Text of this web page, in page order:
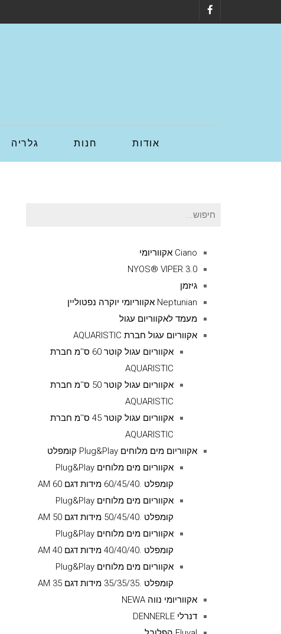
אודות חנות גלריה
חיפוש
Ciano אקווריומי
NYOS® VIPER 3.0
גיזמן
Neptunian אקווריומי יוקרה נפטוליין
מעמד לאקווריום עגול
אקווריום עגול חברת AQUARISTIC
אקווריום עגול קוטר 60 ס''מ חברת
AQUARISTIC
אקווריום עגול קוטר 50 ס''מ חברת
AQUARISTIC
אקווריום עגול קוטר 45 ס''מ חברת
AQUARISTIC
אקווריום מים מלוחים Plug&Play קומפלט
אקווריום מים מלוחים Plug&Play
קומפלט .60/45/40 מידות דגם AM 60
אקווריום מים מלוחים Plug&Play
קומפלט .50/45/40 מידות דגם AM 50
אקווריום מים מלוחים Plug&Play
קומפלט .40/40/40 מידות דגם AM 40
אקווריום מים מלוחים Plug&Play
קומפלט .35/35/35 מידות דגם AM 35
אקווריומי נווה NEWA
דנרלי DENNERLE